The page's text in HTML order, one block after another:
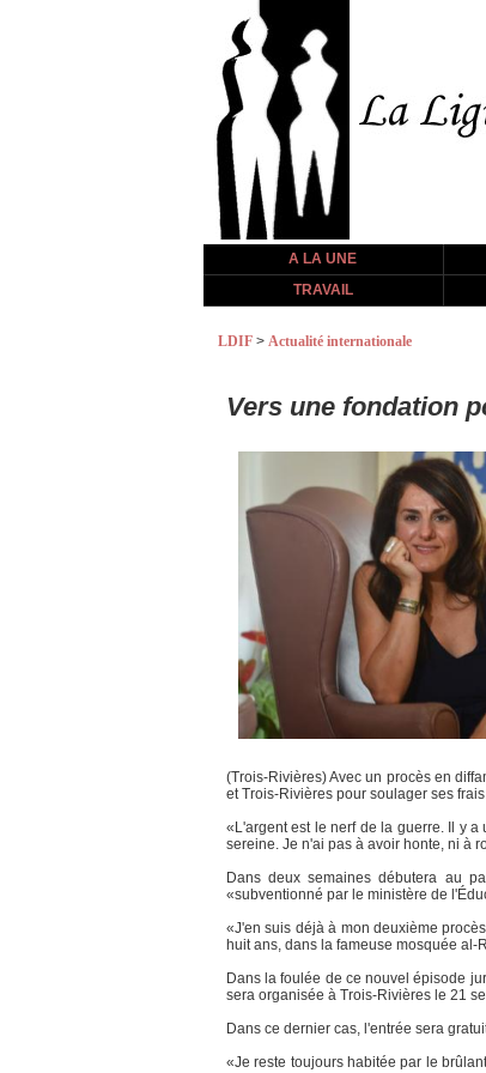
A LA UNE
TRAVAIL
LDIF > Actualité internationale
Vers une fondation
(Trois-Rivières) Avec un procès en
et Trois-Rivières pour soulager ses
«L'argent est le nerf de la guerre. Il y
sereine. Je n'ai pas à avoir honte, ni à
Dans deux semaines débutera au
«subventionné par le ministère de
«J'en suis déjà à mon deuxième
huit ans, dans la fameuse mosquée
Dans la foulée de ce nouvel épisode
sera organisée à Trois-Rivières le 21
Dans ce dernier cas, l'entrée sera
«Je reste toujours habitée par le